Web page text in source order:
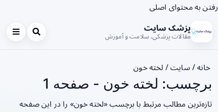
رفتن به محتوای اصلی
پزشک سایت
مقالات پزشکی، سلامت و آموزش
خانه/ سایت/ لخته خون
برچسب: لخته خون - صفحه 1
تازه‌ترین مطالب مرتبط با برچسب «لخته خون» را در این صفحه